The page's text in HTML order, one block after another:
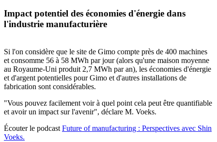
Impact potentiel des économies d'énergie dans
l'industrie manufacturière
Si l'on considère que le site de Gimo compte près de 400 machines
et consomme 56 à 58 MWh par jour (alors qu'une maison moyenne
au Royaume-Uni produit 2,7 MWh par an), les économies d'énergie
et d'argent potentielles pour Gimo et d'autres installations de
fabrication sont considérables.
"Vous pouvez facilement voir à quel point cela peut être quantifiable
et avoir un impact sur l'avenir", déclare M. Voeks.
Écouter le podcast Future of manufacturing : Perspectives avec Shin
Voeks.